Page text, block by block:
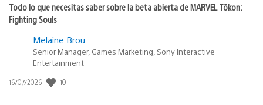
Todo lo que necesitas saber sobre la beta abierta de MARVEL Tōkon:
Fighting Souls
Melaine Brou
Senior Manager, Games Marketing, Sony Interactive
Entertainment
Fecha
16/07/2026 10